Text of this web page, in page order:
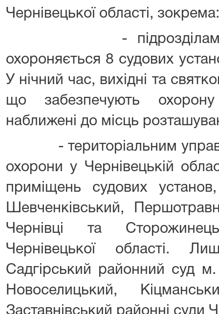
Чернівецької області, зокрема:
- підрозділами
охороняється 8 судових
У нічний час, вихідні та
що забезпечують
наближені до місць
- територіальним
охорони у Чернівецькій
приміщень судових
Шевченківський,
Чернівці та
Чернівецької області.
Садгірський районний суд
Новоселицький,
Заставнівський районні суди